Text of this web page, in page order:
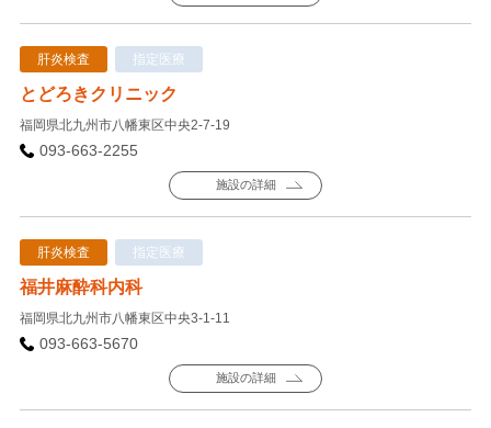
肝炎検査 指定医療
とどろきクリニック
福岡県北九州市八幡東区中央2-7-19
093-663-2255
施設の詳細
肝炎検査 指定医療
福井麻酔科内科
福岡県北九州市八幡東区中央3-1-11
093-663-5670
施設の詳細